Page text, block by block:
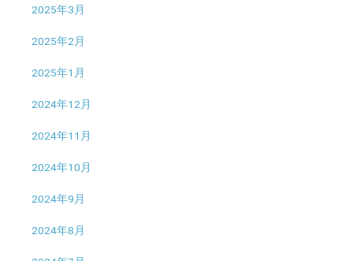
2025年3月
2025年2月
2025年1月
2024年12月
2024年11月
2024年10月
2024年9月
2024年8月